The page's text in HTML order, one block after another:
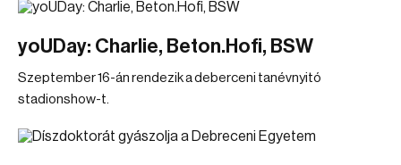
yoUDay: Charlie, Beton.Hofi, BSW
Szeptember 16-án rendezik a deberceni tanévnyitó
stadionshow-t.